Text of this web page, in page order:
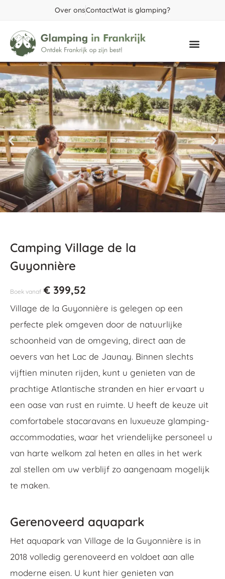
Over onsContactWat is glamping?
Camping Village de la
Guyonnière
Boek vanaf € 399,52
Village de la Guyonnière is gelegen op een
perfecte plek omgeven door de natuurlijke
schoonheid van de omgeving, direct aan de
oevers van het Lac de Jaunay. Binnen slechts
vijftien minuten rijden, kunt u genieten van de
prachtige Atlantische stranden en hier ervaart u
een oase van rust en ruimte. U heeft de keuze uit
comfortabele stacaravans en luxueuze glamping-
accommodaties, waar het vriendelijke personeel u
van harte welkom zal heten en alles in het werk
zal stellen om uw verblijf zo aangenaam mogelijk
te maken.
Gerenoveerd aquapark
Het aquapark van Village de la Guyonnière is in
2018 volledig gerenoveerd en voldoet aan alle
moderne eisen. U kunt hier genieten van